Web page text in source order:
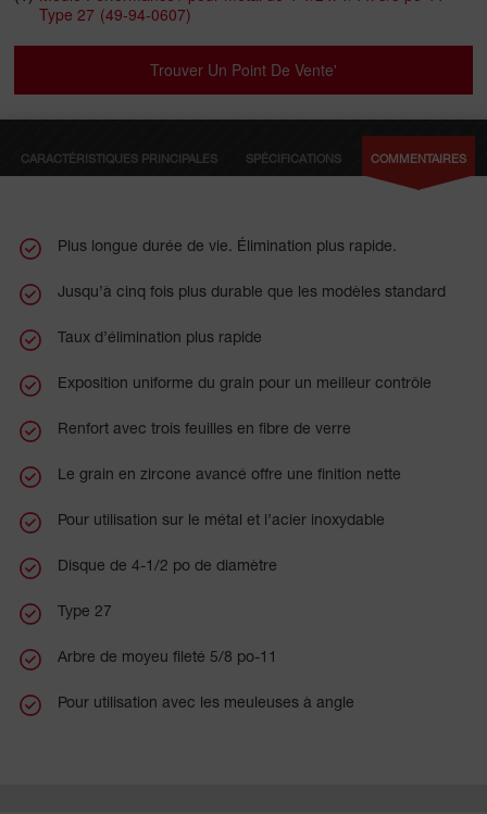
mesure qu’elle s’use, offrant ainsi un meilleur contrôle. Fabriqués
avec trois feuilles complètes de renfort en fibre de verre haute
résistance et une concentration plus élevée de grains de zircone,
ces disques sont conçus pour offrir une durabilité exceptionnelle.
meulage propre de l’acier ordinaire, de l’acier inoxydable et des
alliages à base de nickel, ainsi que d’autres métaux ferreux,
comme l’acier, la cornière, les tuyaux et la barre d’armature.
Type 27 (49-94-0607)
Trouver Un Point De Vente'
CARACTÉRISTIQUES PRINCIPALES SPÉCIFICATIONS COMMENTAIRES
Plus longue durée de vie. Élimination plus rapide.
Jusqu’à cinq fois plus durable que les modèles standard
Taux d’élimination plus rapide
Exposition uniforme du grain pour un meilleur contrôle
Renfort avec trois feuilles en fibre de verre
Le grain en zircone avancé offre une finition nette
Pour utilisation sur le métal et l’acier inoxydable
Disque de 4-1/2 po de diamètre
Type 27
Arbre de moyeu fileté 5/8 po-11
Pour utilisation avec les meuleuses à angle